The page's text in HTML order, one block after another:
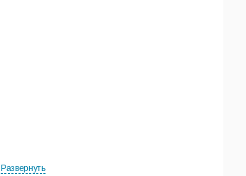
Развернуть